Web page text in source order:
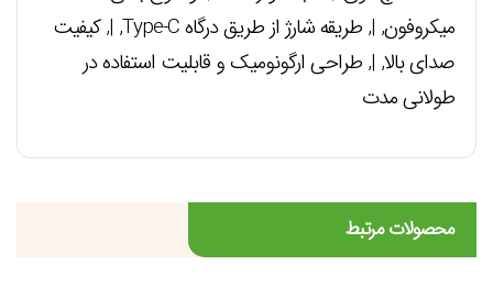
میکروفون, |, طریقه شارژ از طریق درگاه Type-C, |, کیفیت
صدای بالا, |, طراحی ارگونومیک و قابلیت استفاده در
طولانی مدت
محصولات مرتبط